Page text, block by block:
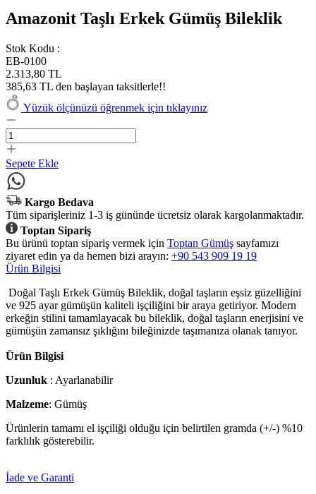
Amazonit Taşlı Erkek Gümüş Bileklik
Stok Kodu :
EB-0100
2.313,80 TL
385,63 TL den başlayan taksitlerle!!
Yüzük ölçünüzü öğrenmek için tıklayınız
Sepete Ekle
Kargo Bedava
Tüm siparişleriniz 1-3 iş gününde ücretsiz olarak kargolanmaktadır.
Toptan Sipariş
Bu ürünü toptan sipariş vermek için Toptan Gümüş sayfamızı
ziyaret edin ya da hemen bizi arayın: +90 543 909 19 19
Ürün Bilgisi
Doğal Taşlı Erkek Gümüş Bileklik, doğal taşların eşsiz güzelliğini
ve 925 ayar gümüşün kaliteli işçiliğini bir araya getiriyor. Modern
erkeğin stilini tamamlayacak bu bileklik, doğal taşların enerjisini ve
gümüşün zamansız şıklığını bileğinizde taşımanıza olanak tanıyor.
Ürün Bilgisi
Uzunluk : Ayarlanabilir
Malzeme: Gümüş
Ürünlerin tamamı el işçiliği olduğu için belirtilen gramda (+/-) %10
farklılık gösterebilir.
İade ve Garanti